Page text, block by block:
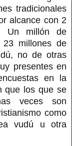
tradicionales
alcance con 2
Un millón de
millones de
no de otras
presentes en
en la
que los que se
veces son
como
vudú u otra